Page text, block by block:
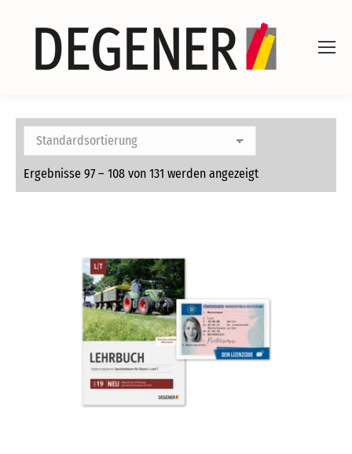
Ergebnisse 97 – 108 von 131 werden angezeigt